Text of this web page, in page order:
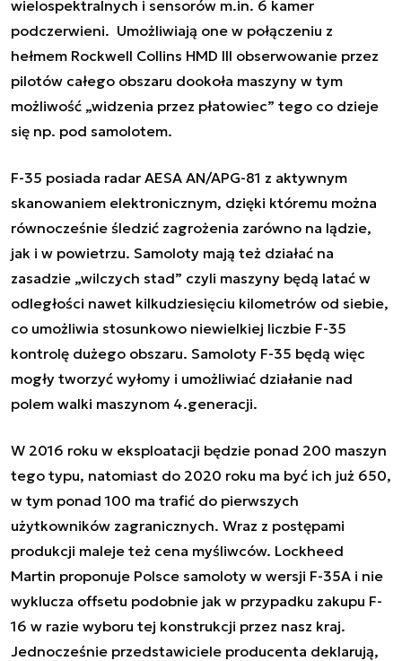
wielospektralnych i sensorów m.in. 6 kamer
podczerwieni. Umożliwiają one w połączeniu z
hełmem Rockwell Collins HMD III obserwowanie przez
pilotów całego obszaru dookoła maszyny w tym
możliwość „widzenia przez płatowiec” tego co dzieje
się np. pod samolotem.
F-35 posiada radar AESA AN/APG-81 z aktywnym
skanowaniem elektronicznym, dzięki któremu można
równocześnie śledzić zagrożenia zarówno na lądzie,
jak i w powietrzu. Samoloty mają też działać na
zasadzie „wilczych stad” czyli maszyny będą latać w
odległości nawet kilkudziesięciu kilometrów od siebie,
co umożliwia stosunkowo niewielkiej liczbie F-35
kontrolę dużego obszaru. Samoloty F-35 będą więc
mogły tworzyć wyłomy i umożliwiać działanie nad
polem walki maszynom 4.generacji.
W 2016 roku w eksploatacji będzie ponad 200 maszyn
tego typu, natomiast do 2020 roku ma być ich już 650,
w tym ponad 100 ma trafić do pierwszych
użytkowników zagranicznych. Wraz z postępami
produkcji maleje też cena myśliwców. Lockheed
Martin proponuje Polsce samoloty w wersji F-35A i nie
wyklucza offsetu podobnie jak w przypadku zakupu F-
16 w razie wyboru tej konstrukcji przez nasz kraj.
Jednocześnie przedstawiciele producenta deklarują,